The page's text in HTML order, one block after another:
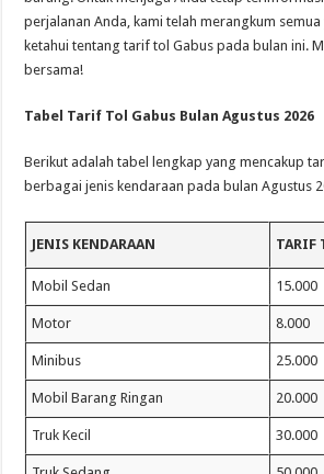
perjalanan Anda, kami telah merangkum
ketahui tentang tarif tol Gabus pada bulan ini.
bersama!
Tabel Tarif Tol Gabus Bulan Agustus 2026
Berikut adalah tabel lengkap yang mencakup
berbagai jenis kendaraan pada bulan Agustus
JENIS KENDARAAN TARIF
Mobil Sedan 15.000
Motor 8.000
Minibus 25.000
Mobil Barang Ringan 20.000
Truk Kecil 30.000